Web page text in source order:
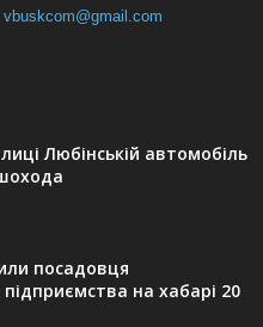
vbuskcom@gmail.com
Любінській автомобіль
посадовця
на хабарі 20